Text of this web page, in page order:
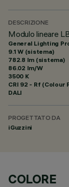
DESCRIZIONE
Modulo lineare
General Lighting
9.1 W (sistema)
782.8 lm (sistema)
86.02 lm/W
3500 K
CRI 92 - Rf (Colour
DALI
PROGETTATO DA
iGuzzini
COLORE